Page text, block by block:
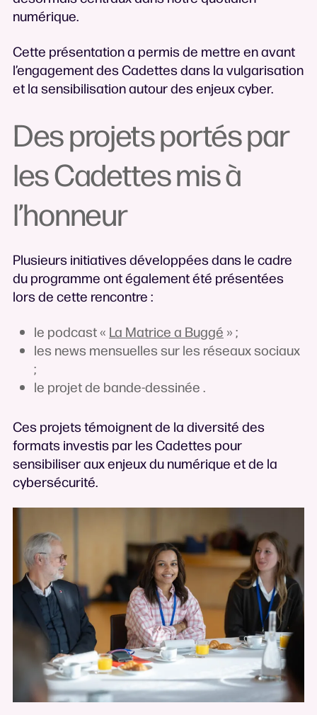
numérique.
Cette présentation a permis de mettre en avant
l’engagement des Cadettes dans la vulgarisation
et la sensibilisation autour des enjeux cyber.
Des projets portés par
les Cadettes mis à
l’honneur
Plusieurs initiatives développées dans le cadre
du programme ont également été présentées
lors de cette rencontre :
le podcast « La Matrice a Buggé » ;
les news mensuelles sur les réseaux sociaux
;
le projet de bande-dessinée .
Ces projets témoignent de la diversité des
formats investis par les Cadettes pour
sensibiliser aux enjeux du numérique et de la
cybersécurité.